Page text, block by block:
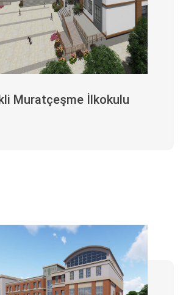
Muratçeşme İlkokulu